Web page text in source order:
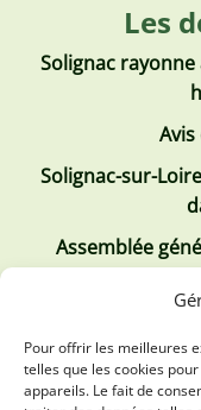
Pour offrir les meilleures
telles que les cookies
appareils. Le fait de
Les
Solignac rayonne
Avis
Solignac-sur-
Assemblée
Les